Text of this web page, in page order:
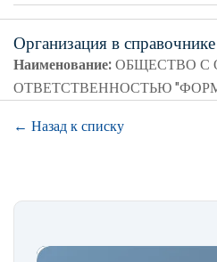
Организация в справочнике
Наименование:ОБЩЕСТВО С
ОТВЕТСТВЕННОСТЬЮ
← Назад к списку